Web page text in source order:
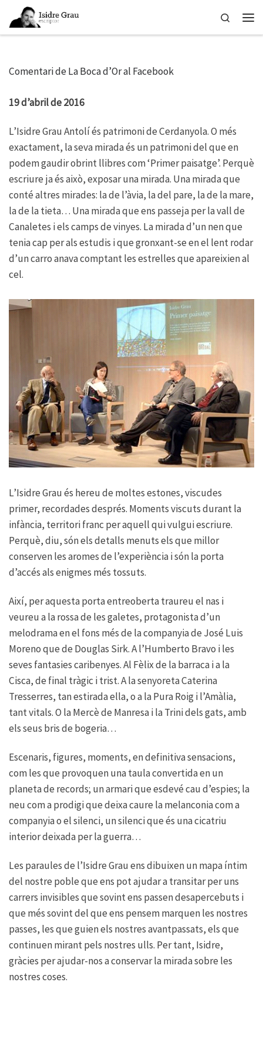
Skip to content
Search
Comentari de La Boca d’Or al Facebook
19 d’abril de 2016
L’Isidre Grau Antolí és patrimoni de Cerdanyola. O més
exactament, la seva mirada és un patrimoni del que en
podem gaudir obrint llibres com ‘Primer paisatge’. Perquè
escriure ja és això, exposar una mirada. Una mirada que
conté altres mirades: la de l’àvia, la del pare, la de la mare,
la de la tieta… Una mirada que ens passeja per la vall de
Canaletes i els camps de vinyes. La mirada d’un nen que
tenia cap per als estudis i que gronxant-se en el lent rodar
d’un carro anava comptant les estrelles que apareixien al
cel.
L’Isidre Grau és hereu de moltes estones, viscudes
primer, recordades després. Moments viscuts durant la
infància, territori franc per aquell qui vulgui escriure.
Perquè, diu, són els detalls menuts els que millor
conserven les aromes de l’experiència i són la porta
d’accés als enigmes més tossuts.
Així, per aquesta porta entreoberta traureu el nas i
veureu a la rossa de les galetes, protagonista d’un
melodrama en el fons més de la companyia de José Luis
Moreno que de Douglas Sirk. A l’Humberto Bravo i les
seves fantasies caribenyes. Al Fèlix de la barraca i a la
Cisca, de final tràgic i trist. A la senyoreta Caterina
Tresserres, tan estirada ella, o a la Pura Roig i l’Amàlia,
tant vitals. O la Mercè de Manresa i la Trini dels gats, amb
els seus bris de bogeria…
Escenaris, figures, moments, en definitiva sensacions,
com les que provoquen una taula convertida en un
planeta de records; un armari que esdevé cau d’espies; la
neu com a prodigi que deixa caure la melanconia com a
companyia o el silenci, un silenci que és una cicatriu
interior deixada per la guerra…
Les paraules de l’Isidre Grau ens dibuixen un mapa íntim
del nostre poble que ens pot ajudar a transitar per uns
carrers invisibles que sovint ens passen desapercebuts i
que més sovint del que ens pensem marquen les nostres
passes, les que guien els nostres avantpassats, els que
continuen mirant pels nostres ulls. Per tant, Isidre,
gràcies per ajudar-nos a conservar la mirada sobre les
nostres coses.